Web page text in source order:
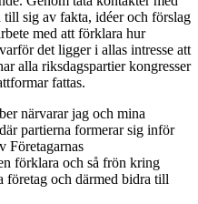
sig av fakta, idéer och förslag
med att förklara hur
det ligger i allas intresse att
alla riksdagspartier kongresser
fattas.
närvarar jag och mina
partierna formerar sig inför
Företagarnas
förklara och så frön kring
företag och därmed bidra till